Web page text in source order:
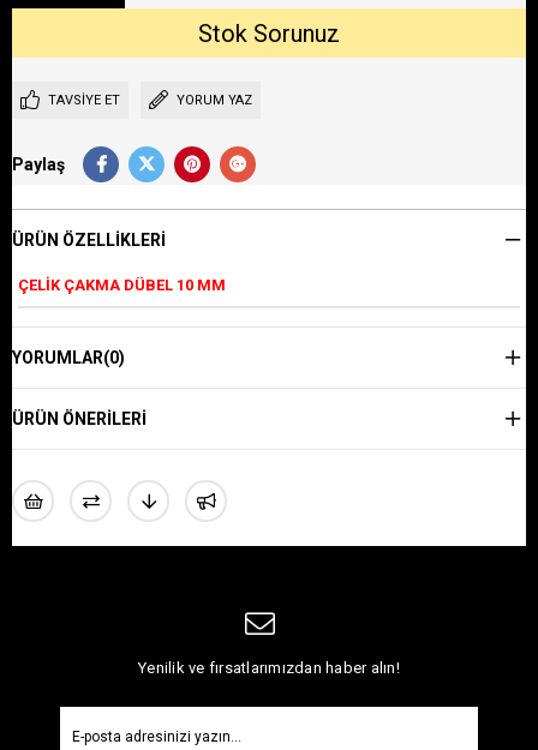
TAVSIYE ET YORUM YAZ
Paylaş
ÜRÜN ÖZELLIKLERI
ÇELİK ÇAKMA DÜBEL 10 MM
YORUMLAR(0)
ÜRÜN ÖNERILERI
Yenilik ve fırsatlarımızdan haber alın!